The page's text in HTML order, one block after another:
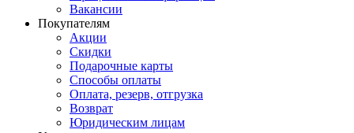
Вакансии
Покупателям
Акции
Скидки
Подарочные карты
Способы оплаты
Оплата, резерв, отгрузка
Возврат
Юридическим лицам